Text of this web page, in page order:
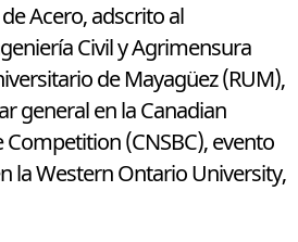
Acero, adscrito al
Civil y Agrimensura
de Mayagüez (RUM),
general en la Canadian
(CNSBC), evento
la Western Ontario University,